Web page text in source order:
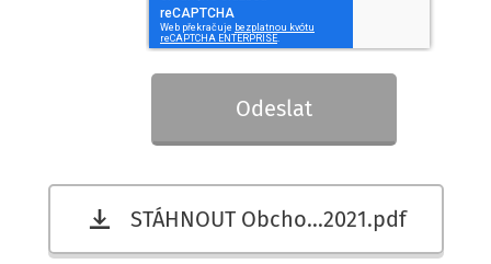
Odeslat
STÁHNOUT Obcho...2021.pdf